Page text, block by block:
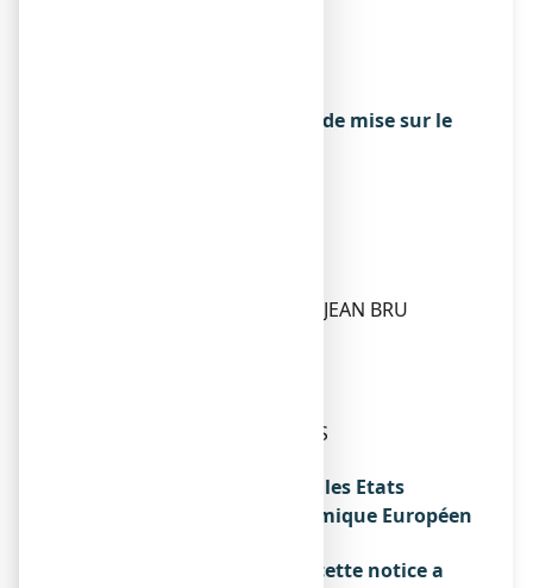
Exploitant de l’autorisation de mise sur le
304, AVENUE DU DOCTEUR JEAN BRU
979, AVENUE DES PYRENEES
Noms du médicament dans les Etats
membres de l'Espace Economique Européen
La dernière date à laquelle cette notice a